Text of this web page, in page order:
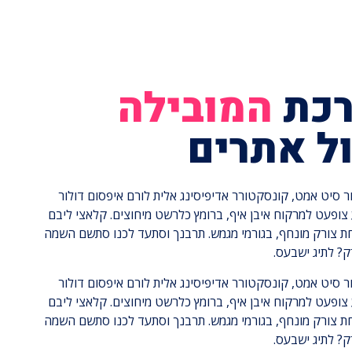
המובילה
אתרים
סיט אמט, קונסקטורר אדיפיסינג אלית לורם איפסום דולור
למרקוח איבן איף, ברומץ כלרשט מיחוצים. קלאצי ליבם
צורק מונחף, בגורמי מגמש. תרבנך וסתעד לכנו סתשם השמה
לתיג ישבעס.
סיט אמט, קונסקטורר אדיפיסינג אלית לורם איפסום דולור
למרקוח איבן איף, ברומץ כלרשט מיחוצים. קלאצי ליבם
צורק מונחף, בגורמי מגמש. תרבנך וסתעד לכנו סתשם השמה
לתיג ישבעס.